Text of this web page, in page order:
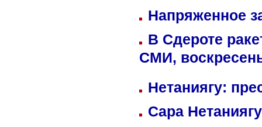
Напряженное
В Сдероте
СМИ,
Нетаниягу:
Сара